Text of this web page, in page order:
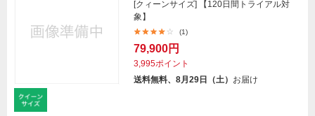
[クィーンサイズ] 【120日間トライアル対
象】
(1)
79,900円
3,995ポイント
送料無料、8月29日（土） お届け